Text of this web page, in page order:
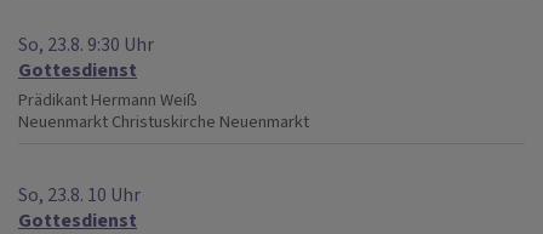
So, 23.8. 9:30 Uhr
Gottesdienst
Prädikant Hermann Weiß
Neuenmarkt Christuskirche Neuenmarkt
So, 23.8. 10 Uhr
Gottesdienst